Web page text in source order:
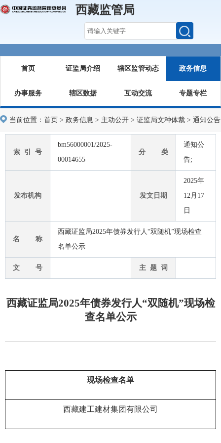
西藏监管局
首页 证监局介绍 辖区监管动态 政务信息
办事服务 辖区数据 互动交流 专题专栏
当前位置： 首页 > 政务信息 > 主动公开 > 证监局文种体裁 > 通知公告
索 引 号
bm56000001/2025-
00014655
分 类
通知公
告;
发布机构 发文日期
2025年
12月17
日
名 称
西藏证监局2025年债券发行人“双随机”现场检查
名单公示
文 号 主 题 词
西藏证监局2025年债券发行人“双随机”现场检
查名单公示
现场检查名单
西藏建工建材集团有限公司